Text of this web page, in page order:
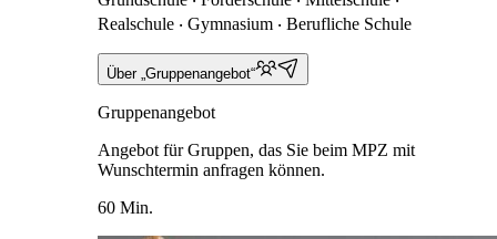
Realschule ‧ Gymnasium ‧ Berufliche Schule
Über „Gruppenangebot“
Gruppenangebot
Angebot für Gruppen, das Sie beim MPZ mit
Wunschtermin anfragen können.
60 Min.